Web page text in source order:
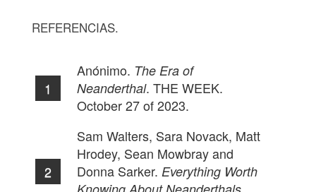
REFERENCIAS.
Anónimo. The Era of
Neanderthal. THE WEEK.
October 27 of 2023.
Sam Walters, Sara Novack, Matt
Hrodey, Sean Mowbray and
Donna Sarker.Everything Worth